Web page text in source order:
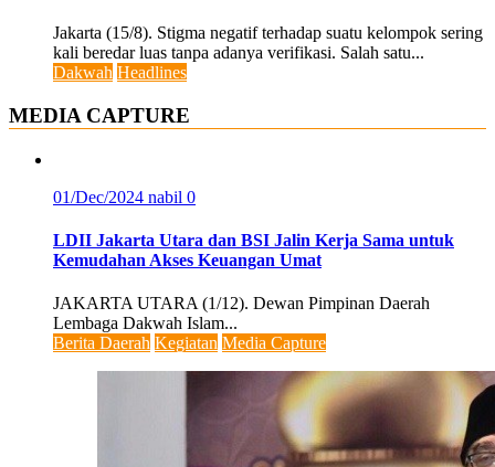
Jakarta (15/8). Stigma negatif terhadap suatu kelompok sering
kali beredar luas tanpa adanya verifikasi. Salah satu...
Dakwah Headlines
MEDIA CAPTURE
01/Dec/2024 nabil 0
LDII Jakarta Utara dan BSI Jalin Kerja Sama untuk
Kemudahan Akses Keuangan Umat
JAKARTA UTARA (1/12). Dewan Pimpinan Daerah
Lembaga Dakwah Islam...
Berita Daerah Kegiatan Media Capture